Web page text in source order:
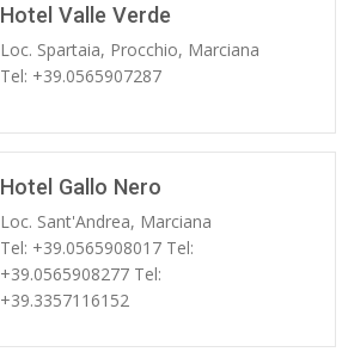
Hotel Valle Verde
Loc. Spartaia, Procchio, Marciana
Tel: +39.0565907287
Hotel Gallo Nero
Loc. Sant'Andrea, Marciana
Tel: +39.0565908017 Tel:
+39.0565908277 Tel:
+39.3357116152